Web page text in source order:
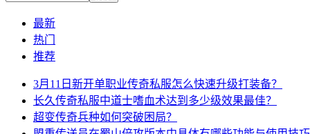
最新
热门
推荐
3月11日新开单职业传奇私服怎么快速升级打装备？
长久传奇私服中道士嗜血术达到多少级效果最佳？
超变传奇兵种如何突破困局？